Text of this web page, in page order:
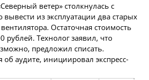
ветер» столкнулась с
из эксплуатации два старых
Остаточная стоимость
рублей. Технолог заявил, что
предложил списать.
об аудите, инициировал экспресс-